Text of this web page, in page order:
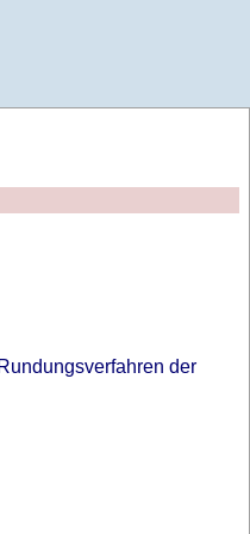
der